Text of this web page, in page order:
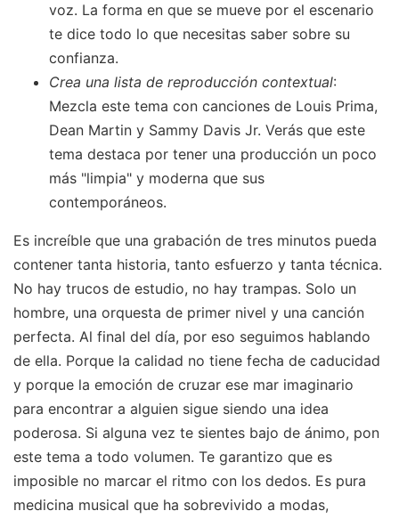
voz. La forma en que se mueve por el escenario
te dice todo lo que necesitas saber sobre su
confianza.
Crea una lista de reproducción contextual:
Mezcla este tema con canciones de Louis Prima,
Dean Martin y Sammy Davis Jr. Verás que este
tema destaca por tener una producción un poco
más "limpia" y moderna que sus
contemporáneos.
Es increíble que una grabación de tres minutos pueda
contener tanta historia, tanto esfuerzo y tanta técnica.
No hay trucos de estudio, no hay trampas. Solo un
hombre, una orquesta de primer nivel y una canción
perfecta. Al final del día, por eso seguimos hablando
de ella. Porque la calidad no tiene fecha de caducidad
y porque la emoción de cruzar ese mar imaginario
para encontrar a alguien sigue siendo una idea
poderosa. Si alguna vez te sientes bajo de ánimo, pon
este tema a todo volumen. Te garantizo que es
imposible no marcar el ritmo con los dedos. Es pura
medicina musical que ha sobrevivido a modas,